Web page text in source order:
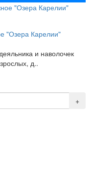
"Озера Карелии"
и наволочек
д..
+